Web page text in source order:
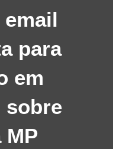
para
em
sobre
MP